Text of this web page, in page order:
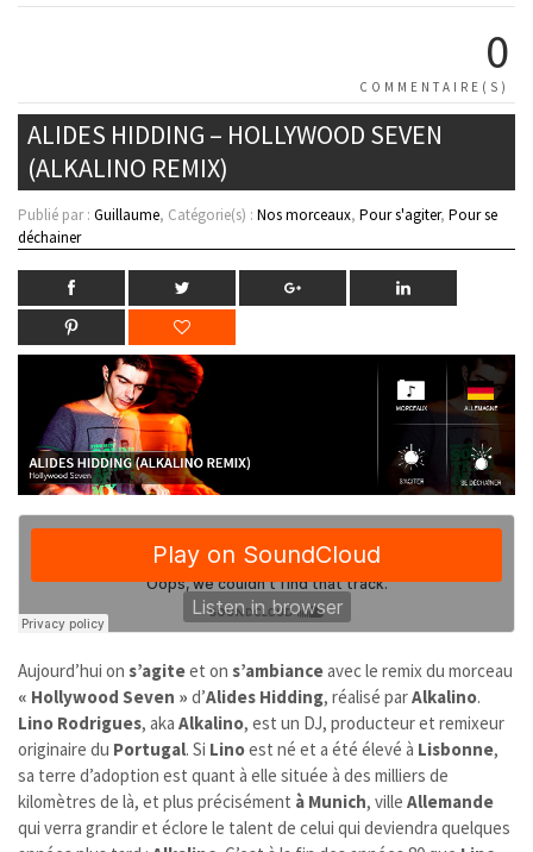
0
COMMENTAIRE(S)
ALIDES HIDDING – HOLLYWOOD SEVEN
(ALKALINO REMIX)
Publié par : Guillaume, Catégorie(s) : Nos morceaux, Pour s'agiter, Pour se
déchainer
Aujourd’hui on s’agiteet on s’ambianceavec le remix du morceau
« Hollywood Seven » d’Alides Hidding, réalisé parAlkalino.
Lino Rodrigues, aka Alkalino, est un DJ, producteur et remixeur
originaire du Portugal. Si Linoest né et a été élevé à Lisbonne,
sa terre d’adoption est quant à elle située à des milliers de
kilomètres de là, et plus précisément à Munich, ville Allemande
qui verra grandir et éclore le talent de celui qui deviendra quelques